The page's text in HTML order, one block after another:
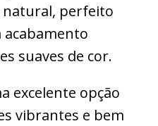
natural, perfeito
acabamento
suaves de cor.
excelente opção
vibrantes e bem